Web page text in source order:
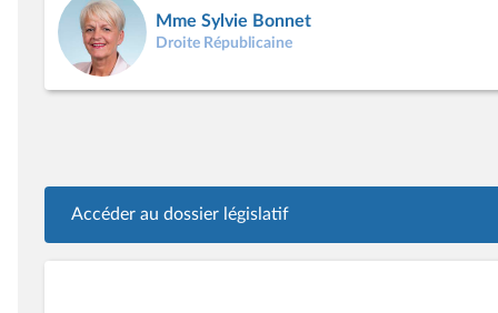
Mme Sylvie Bonnet
Droite Républicaine
Accéder au dossier législatif